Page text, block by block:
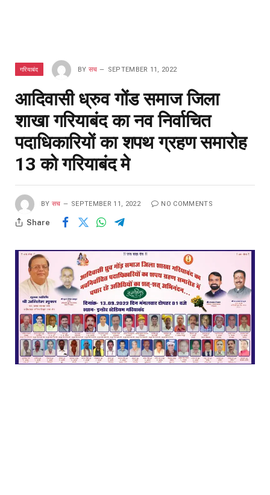
गरियाबंद BY सच SEPTEMBER 11, 2022
आदिवासी ध्रुव गोंड समाज जिला
शाखा गरियाबंद का नव निर्वाचित
पदाधिकारियों का शपथ ग्रहण समारोह
13 को गरियाबंद मे
BY सच SEPTEMBER 11, 2022 NO COMMENTS
Share